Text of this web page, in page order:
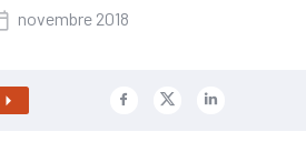
novembre 2018